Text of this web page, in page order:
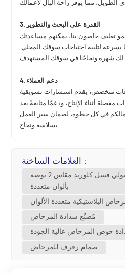
3. القدرة على البحث والتطوير
تغليف خاصون بنا، يمكنهم مساعدتك
بسرعة لتلبية احتياجات سوقك المحلي.
4. دعم العملاء
متخصص، يقدم استشارات تسويقية
مفصلة أثناء الإنتاج، ودعمًا متابعةً بعد
في كل خطوة، لضمان سير العمل
العلامات الساخنة :
سدادة مرحاض من البولي فينيل كلوريد مقاس 2 بوصة
بألوان متعددة
البلاستيكية متعددة الألوان
مُصنِّع سدادة المرحاض
حوض المرحاض عالية الجودة
صمام رفرف للمرحاض